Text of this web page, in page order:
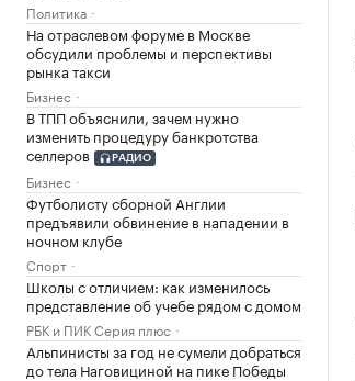
Политика
На отраслевом форуме в Москве
обсудили проблемы и перспективы
рынка такси
Бизнес
В ТПП объяснили, зачем нужно
изменить процедуру банкротства
селлеров
РАДИО
Бизнес
Футболисту сборной Англии
предъявили обвинение в нападении в
ночном клубе
Спорт
Школы с отличием: как изменилось
представление об учебе рядом с домом
РБК и ПИК Серия плюс
Альпинисты за год не сумели добраться
до тела Наговициной на пике Победы